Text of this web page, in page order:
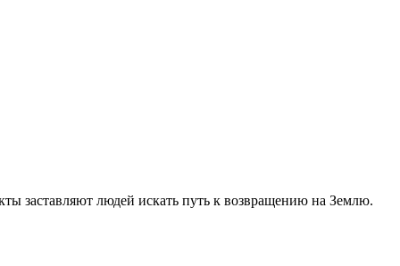
заставляют людей искать путь к возвращению на Землю.